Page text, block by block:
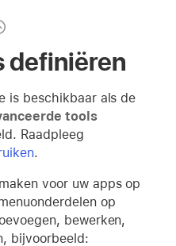
definiëren
is beschikbaar als de
tools
Raadpleeg
.
voor uw apps op
op
bewerken,
bijvoorbeeld: